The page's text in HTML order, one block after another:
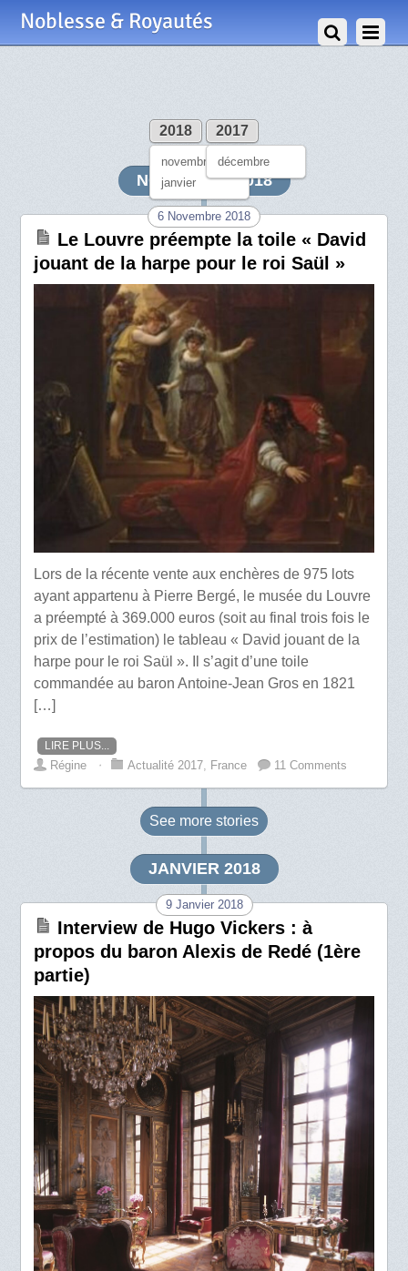
Noblesse & Royautés
2018
novembre
janvier
2017
décembre
NOVEMBRE 2018
6 Novembre 2018
Le Louvre préempte la toile « David
jouant de la harpe pour le roi Saül »
Lors de la récente vente aux enchères de 975 lots
ayant appartenu à Pierre Bergé, le musée du Louvre
a préempté à 369.000 euros (soit au final trois fois le
prix de l’estimation) le tableau « David jouant de la
harpe pour le roi Saül ». Il s’agit d’une toile
commandée au baron Antoine-Jean Gros en 1821
[…]
LIRE PLUS...
Régine ⋅ Actualité 2017, France 11 Comments
See more stories
JANVIER 2018
9 Janvier 2018
Interview de Hugo Vickers : à
propos du baron Alexis de Redé (1ère
partie)